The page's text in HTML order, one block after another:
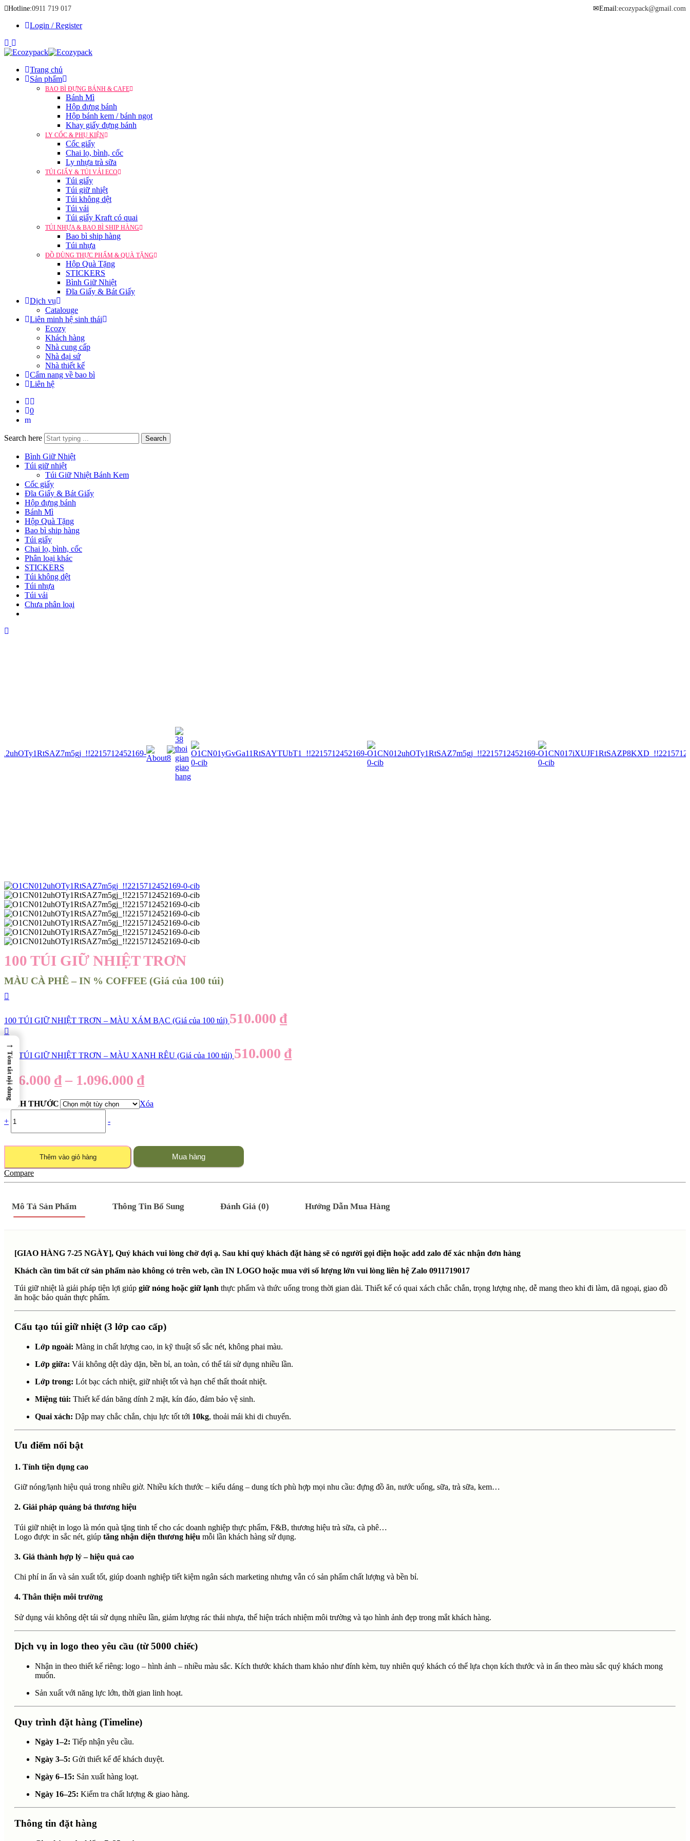
Hotline:0911 719 017 ✉Email:ecozypack@gmail.com
Login / Register
Trang chủ
Sản phẩm
BAO BÌ ĐỰNG BÁNH & CAFE
Bánh Mì
Hộp đựng bánh
Hộp bánh kem / bánh ngọt
Khay giấy đựng bánh
LY CỐC & PHỤ KIỆN
Cốc giấy
Chai lọ, bình, cốc
Ly nhựa trà sữa
TÚI GIẤY & TÚI VẢI ECO
Túi giấy
Túi giữ nhiệt
Túi không dệt
Túi vải
Túi giấy Kraft có quai
TÚI NHỰA & BAO BÌ SHIP HÀNG
Bao bì ship hàng
Túi nhựa
ĐỒ DÙNG THỰC PHẨM & QUÀ TẶNG
Hộp Quà Tặng
STICKERS
Bình Giữ Nhiệt
Đĩa Giấy & Bát Giấy
Dịch vụ
Catalouge
Liên minh hệ sinh thái
Ecozy
Khách hàng
Nhà cung cấp
Nhà đại sứ
Nhà thiết kế
Cẩm nang về bao bì
Liên hệ
0
Search here Search
Bình Giữ Nhiệt
Túi giữ nhiệt
Túi Giữ Nhiệt Bánh Kem
Cốc giấy
Đĩa Giấy & Bát Giấy
Hộp đựng bánh
Bánh Mì
Hộp Quà Tặng
Bao bì ship hàng
Túi giấy
Chai lọ, bình, cốc
Phân loại khác
STICKERS
Túi không dệt
Túi nhựa
Túi vải
Chưa phân loại
100 TÚI GIỮ NHIỆT TRƠN
MÀU CÀ PHÊ – IN % COFFEE (Giá của 100 túi)
100 TÚI GIỮ NHIỆT TRƠN – MÀU XÁM BẠC (Giá của 100 túi) 510.000 ₫
100 TÚI GIỮ NHIỆT TRƠN – MÀU XANH RÊU (Giá của 100 túi) 510.000 ₫
616.000 ₫ – 1.096.000 ₫
KÍCH THƯỚC
Xóa
+
-
Thêm vào giỏ hàng
Mua hàng
Compare
Mô Tả Sản Phẩm Thông Tin Bổ Sung Đánh Giá (0) Hướng Dẫn Mua Hàng
[GIAO HÀNG 7-25 NGÀY], Quý khách vui lòng chờ đợi ạ. Sau khi quý khách đặt hàng sẽ có người gọi điện hoặc add zalo để xác nhận đơn hàng
Khách cần tìm bất cứ sản phẩm nào không có trên web, cần IN LOGO hoặc mua với số lượng lớn vui lòng liên hệ Zalo 0911719017
Túi giữ nhiệt là giải pháp tiện lợi giúp giữ nóng hoặc giữ lạnh thực phẩm và thức uống trong thời gian dài. Thiết kế có quai xách chắc chắn, trọng lượng nhẹ, dễ mang theo khi đi làm, dã ngoại, giao đồ
ăn hoặc bảo quản thực phẩm.
Cấu tạo túi giữ nhiệt (3 lớp cao cấp)
Lớp ngoài: Màng in chất lượng cao, in kỹ thuật số sắc nét, không phai màu.
Lớp giữa: Vải không dệt dày dặn, bền bỉ, an toàn, có thể tái sử dụng nhiều lần.
Lớp trong: Lót bạc cách nhiệt, giữ nhiệt tốt và hạn chế thất thoát nhiệt.
Miệng túi: Thiết kế dán băng dính 2 mặt, kín đáo, đảm bảo vệ sinh.
Quai xách: Dập may chắc chắn, chịu lực tốt tới 10kg, thoải mái khi di chuyển.
Ưu điểm nổi bật
1. Tính tiện dụng cao
Giữ nóng/lạnh hiệu quả trong nhiều giờ. Nhiều kích thước – kiểu dáng – dung tích phù hợp mọi nhu cầu: đựng đồ ăn, nước uống, sữa, trà sữa, kem…
2. Giải pháp quảng bá thương hiệu
Túi giữ nhiệt in logo là món quà tặng tinh tế cho các doanh nghiệp thực phẩm, F&B, thương hiệu trà sữa, cà phê…
Logo được in sắc nét, giúp tăng nhận diện thương hiệu mỗi lần khách hàng sử dụng.
3. Giá thành hợp lý – hiệu quả cao
Chi phí in ấn và sản xuất tốt, giúp doanh nghiệp tiết kiệm ngân sách marketing nhưng vẫn có sản phẩm chất lượng và bền bỉ.
4. Thân thiện môi trường
Sử dụng vải không dệt tái sử dụng nhiều lần, giảm lượng rác thải nhựa, thể hiện trách nhiệm môi trường và tạo hình ảnh đẹp trong mắt khách hàng.
Dịch vụ in logo theo yêu cầu (từ 5000 chiếc)
Nhận in theo thiết kế riêng: logo – hình ảnh – nhiều màu sắc. Kích thước khách tham khảo như đính kèm, tuy nhiên quý khách có thể lựa chọn kích thước và in ấn theo màu sắc quý khách mong
muốn.
Sản xuất với năng lực lớn, thời gian linh hoạt.
Quy trình đặt hàng (Timeline)
Ngày 1–2: Tiếp nhận yêu cầu.
Ngày 3–5: Gửi thiết kế để khách duyệt.
Ngày 6–15: Sản xuất hàng loạt.
Ngày 16–25: Kiểm tra chất lượng & giao hàng.
Thông tin đặt hàng
→
Tóm tắt nội dung